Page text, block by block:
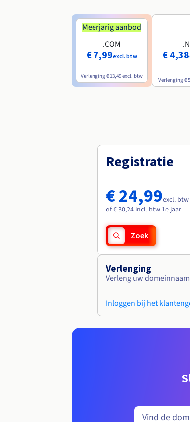
Meerjarig aanbod
.COM
€ 7,99excl. btw
Verlenging € 13,49excl. btw
€ 4,38
Verlenging €
Registratie
€ 24,99excl. btw
of € 30,24 incl. btw 1e jaar
Zoek
Verlenging
Verleng uw
Inloggen bij het